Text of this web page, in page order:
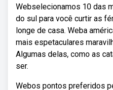
Webselecionamos 10 das
do sul para você curtir as
longe de casa. Weba
mais espetaculares
Algumas delas, como as
ser.
Webos pontos preferidos